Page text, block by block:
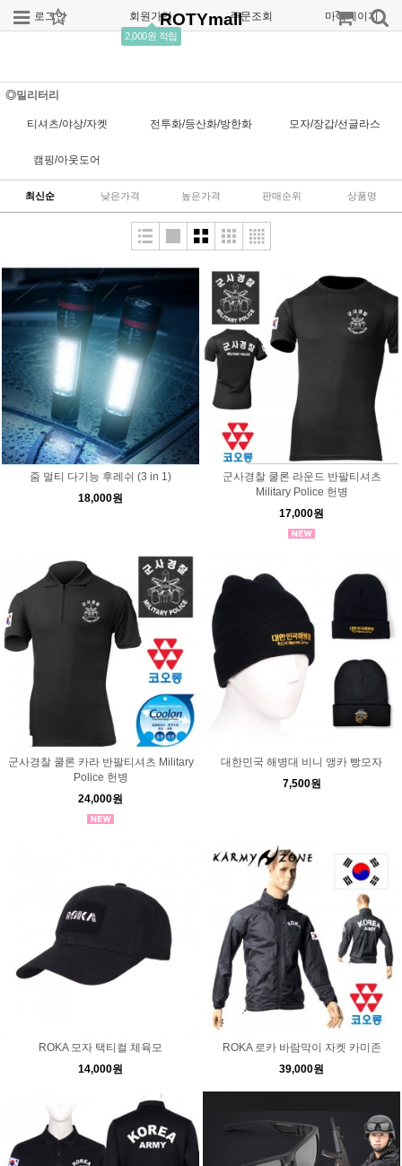
로그인 회원가입
2,000원 적립
주문조회 마이페이지
ROTYmall
◎밀리터리
티셔츠/야상/자켓 전투화/등산화/방한화 모자/장갑/선글라스
캠핑/아웃도어
최신순 낮은가격 높은가격 판매순위 상품명
줌 멀티 다기능 후레쉬 (3 in 1)
18,000원
군사경찰 쿨론 라운드 반팔티셔츠
Military Police 헌병
17,000원
군사경찰 쿨론 카라 반팔티셔츠 Military
Police 헌병
24,000원
대한민국 해병대 비니 앵카 빵모자
7,500원
ROKA 모자 택티컬 체육모
14,000원
ROKA 로카 바람막이 자켓 카미존
39,000원